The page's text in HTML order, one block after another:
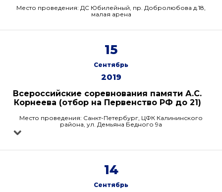
Место проведения: ДС Юбилейный, пр. Добролюбова д.18,
малая арена
15
Сентябрь
2019
Всероссийские соревнования памяти А.С.
Корнеева (отбор на Первенство РФ до 21)
Место проведения: Санкт-Петербург, ЦФК Калининского
района, ул. Демьяна Бедного 9а
14
Сентябрь